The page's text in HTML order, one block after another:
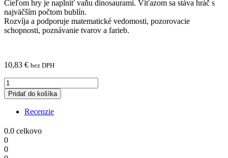
Cieľom hry je naplniť vaňu dinosaurami. Víťazom sa stáva hráč s
najväčším počtom bublín.
Rozvíja a podporuje matematické vedomosti, pozorovacie
schopnosti, poznávanie tvarov a farieb.
10,83 € bez DPH
Dinosury,
do
vane!
quantity
Pridať do košíka
Recenzie
0.0 celkovo
0
0